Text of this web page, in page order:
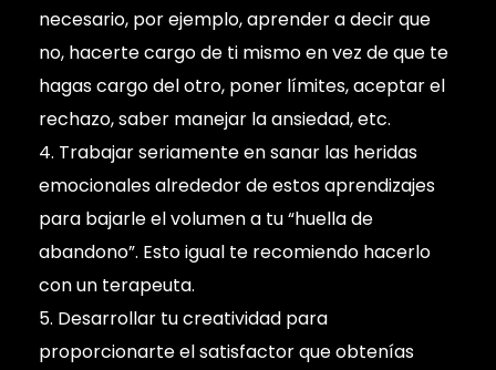
necesario, por ejemplo, aprender a decir que
no, hacerte cargo de ti mismo en vez de que te
hagas cargo del otro, poner límites, aceptar el
rechazo, saber manejar la ansiedad, etc.
Trabajar seriamente en sanar las heridas
emocionales alrededor de estos aprendizajes
para bajarle el volumen a tu “huella de
abandono”. Esto igual te recomiendo hacerlo
con un terapeuta.
Desarrollar tu creatividad para
proporcionarte el satisfactor que obtenías